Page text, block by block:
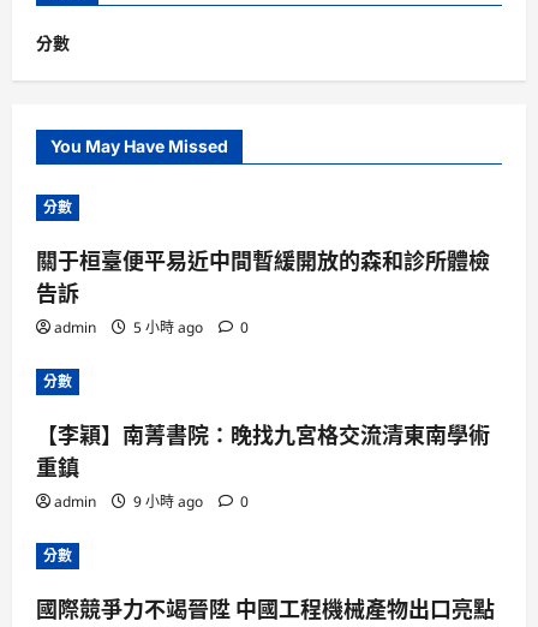
分數
You May Have Missed
分數
關于桓臺便平易近中間暫緩開放的森和診所體檢
告訴
admin 5 小時 ago 0
分數
【李穎】南菁書院：晚找九宮格交流清東南學術
重鎮
admin 9 小時 ago 0
分數
國際競爭力不竭晉陞 中國工程機械產物出口亮點